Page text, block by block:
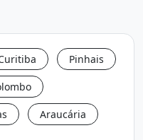
Pinhais
Araucária